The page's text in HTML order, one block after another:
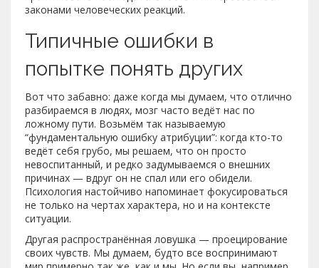
законами человеческих реакций.
Типичные ошибки в
попытке понять других
Вот что забавно: даже когда мы думаем, что отлично
разбираемся в людях, мозг часто ведёт нас по
ложному пути. Возьмём так называемую
“фундаментальную ошибку атрибуции”: когда кто-то
ведёт себя грубо, мы решаем, что он просто
невоспитанный, и редко задумываемся о внешних
причинах — вдруг он не спал или его обидели.
Психология настойчиво напоминает фокусироваться
не только на чертах характера, но и на контексте
ситуации.
Другая распространённая ловушка — проецирование
своих чувств. Мы думаем, будто все воспринимают